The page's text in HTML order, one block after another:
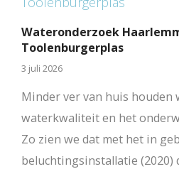
Wateronderzoek
Toolenburgerplas
3 juli 2026
Minder ver van huis houden
waterkwaliteit en het
Zo zien we dat met het in
beluchtingsinstallatie